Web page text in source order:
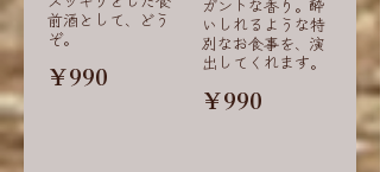
前酒として、どう
ぞ。
￥990
ガントな香り。酔
いしれるような特
別なお食事を、演
出してくれます。
￥990